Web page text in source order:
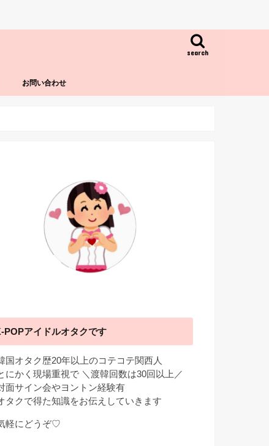
search
お問い合わせ
POPアイドルオタクです
オタク歴20年以上のコテコテ関西人
かく現場重視で ＼渡韓回数は30回以上／
面サイン会やヨントン経験有
タクで得た知識をお伝えしていきます
軽にどうぞ♡